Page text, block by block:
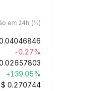
em 24h (%)
-0.27%
+139.05%
$ 0.270744